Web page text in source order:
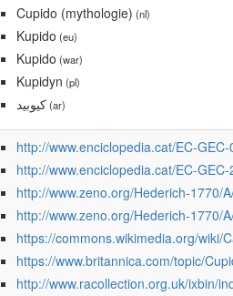
Cupido (mythologie) (nl)
Kupido (eu)
Kupido (war)
Kupidyn (pl)
كيوبيد(ar)
http://www.enciclopedia.cat/EC-
http://www.enciclopedia.cat/EC-
http://www.zeno.org/Hederich-1770/
http://www.zeno.org/Hederich-1770/
https://commons.wikimedia.org/wiki/
https://www.britannica.com/topic/
http://www.racollection.org.uk/ixbin/